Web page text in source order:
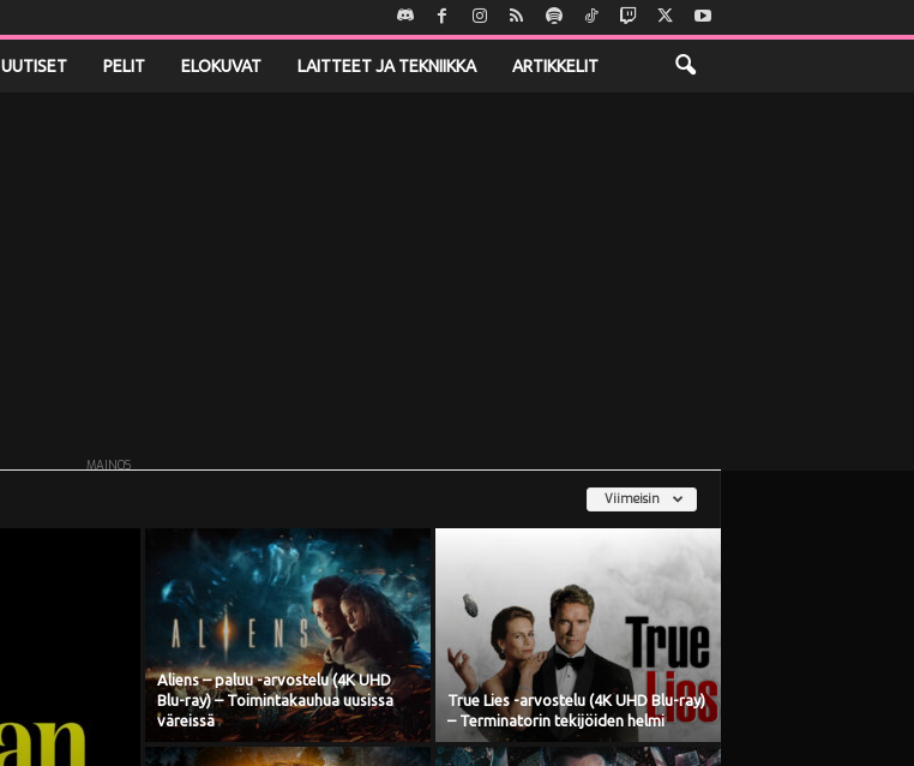
UUTISET PELIT ELOKUVAT LAITTEET JA TEKNIIKKA ARTIKKELIT
MAINOS
Viimeisin
Aliens – paluu -arvostelu (4K UHD
Blu-ray) – Toimintakauhua uusissa
väreissä
True Lies -arvostelu (4K UHD Blu-ray)
– Terminatorin tekijöiden helmi